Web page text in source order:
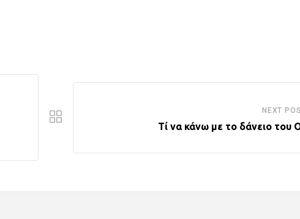
NEXT
Τί να κάνω με το δάνειο του